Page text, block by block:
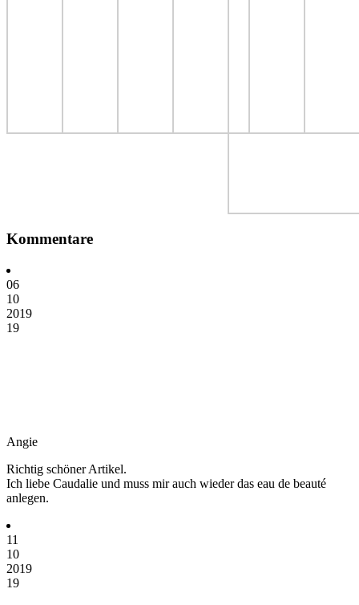
Kommentare
06
10
2019
19
Angie
Richtig schöner Artikel.
Ich liebe Caudalie und muss mir auch wieder das eau de beauté
anlegen.
11
10
2019
19